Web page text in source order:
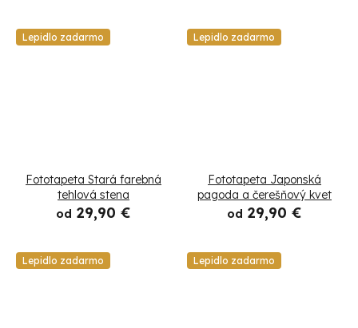
Lepidlo zadarmo
Fototapeta Stará farebná
tehlová stena
od 29,90 €
Lepidlo zadarmo
Fototapeta Japonská
pagoda a čerešňový kvet
od 29,90 €
Lepidlo zadarmo Lepidlo zadarmo